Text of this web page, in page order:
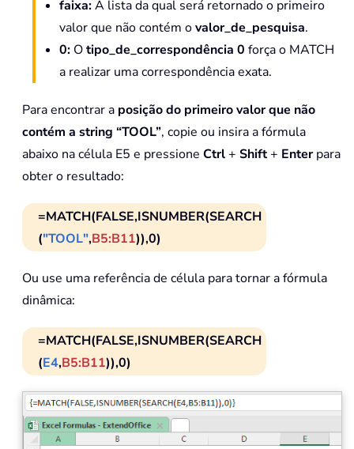
faixa:A lista da qual será retornado o primeiro
valor que não contém ovalor_de_pesquisa.
0: Otipo_de_correspondência 0 força o MATCH
a realizar uma correspondência exata.
Para encontrar a posição do primeiro valor que não
contém a string “TOOL”, copie ou insira a fórmula
abaixo na célula E5 e pressione Ctrl+ Shift+ Enterpara
obter o resultado:
=MATCH(FALSE,ISNUMBER(SEARCH
("TOOL",B5:B11)),0)
Ou use uma referência de célula para tornar a fórmula
dinâmica:
=MATCH(FALSE,ISNUMBER(SEARCH
(E4,B5:B11)),0)